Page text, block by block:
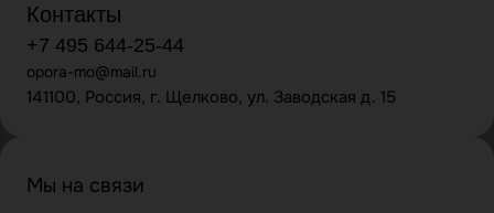
Контакты
+7 495 644-25-44
opora-mo@mail.ru
141100, Россия, г. Щелково, ул. Заводская д. 15
Мы на связи